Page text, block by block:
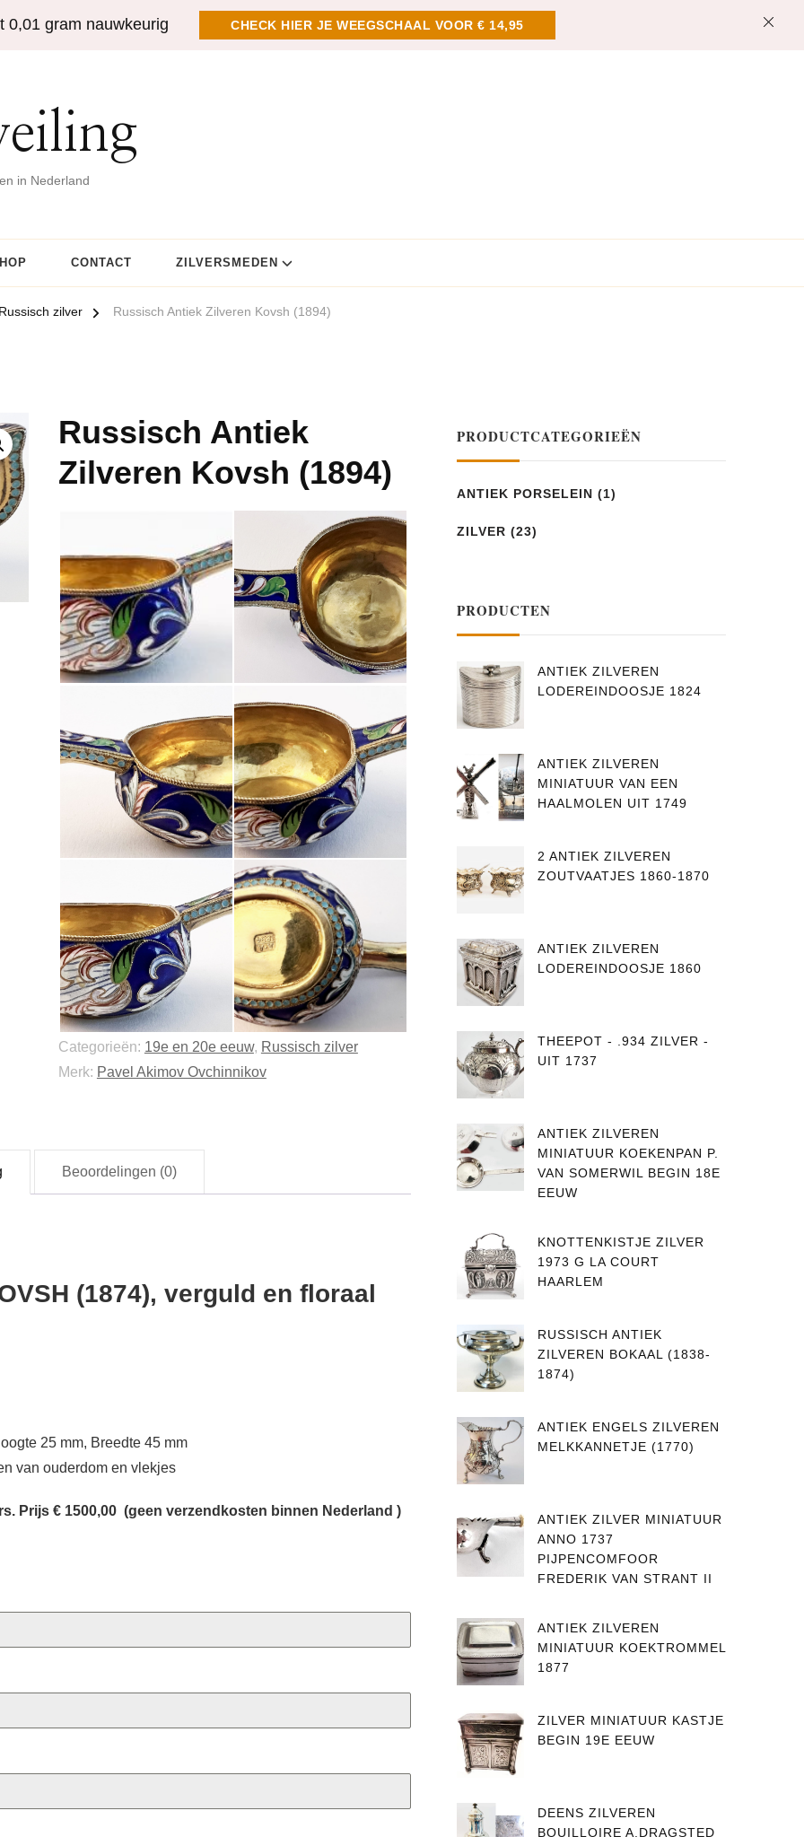
0,01 gram nauwkeurig CHECK HIER JE WEEGSCHAAL VOOR € 14,95
in Nederland
CONTACT ZILVERSMEDEN
Russisch zilver Russisch Antiek Zilveren Kovsh (1894)
Russisch Antiek
Zilveren Kovsh (1894)
Categorieën: 19e en 20e eeuw, Russisch zilver
Merk: Pavel Akimov Ovchinnikov
Beoordelingen (0)
(1874), verguld en floraal
25 mm, Breedte 45 mm
van ouderdom en vlekjes
Prijs € 1500,00 (geen verzendkosten binnen Nederland )
PRODUCTCATEGORIEËN
ANTIEK PORSELEIN (1)
ZILVER (23)
PRODUCTEN
ANTIEK ZILVEREN
LODEREINDOOSJE 1824
ANTIEK ZILVEREN
MINIATUUR VAN EEN
HAALMOLEN UIT 1749
2 ANTIEK ZILVEREN
ZOUTVAATJES 1860-1870
ANTIEK ZILVEREN
LODEREINDOOSJE 1860
THEEPOT - .934 ZILVER -
UIT 1737
ANTIEK ZILVEREN
MINIATUUR KOEKENPAN P.
VAN SOMERWIL BEGIN 18E
EEUW
KNOTTENKISTJE ZILVER
1973 G LA COURT
HAARLEM
RUSSISCH ANTIEK
ZILVEREN BOKAAL (1838-
1874)
ANTIEK ENGELS ZILVEREN
MELKKANNETJE (1770)
ANTIEK ZILVER MINIATUUR
ANNO 1737
PIJPENCOMFOOR
FREDERIK VAN STRANT II
ANTIEK ZILVEREN
MINIATUUR KOEKTROMMEL
1877
ZILVER MINIATUUR KASTJE
BEGIN 19E EEUW
DEENS ZILVEREN
BOUILLOIRE A.DRAGSTED